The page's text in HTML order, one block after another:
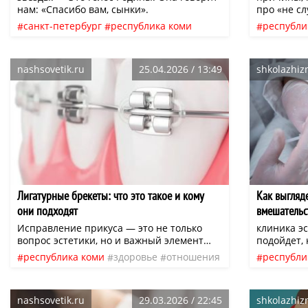
нам: «Спасибо вам, сынки».
санкт-петербург
республика коми
нео
про «не
часть
nashsovetik.ru 25.04.2026 / 13:49
Лигатурные брекеты: что это такое и кому
они подходят
Исправление прикуса — это не только
вопрос эстетики, но и важный элемент
общего здоровья. Неправильное
положение зубов может влиять на работу
провоцировать стираемость эмали и даже
вызывать головные боли. Именно поэтому
республика коми здоровье
отношения
​Как
клиника
какой
здесь
черты и
жизнью.
nashsovetik.ru
29.03.2026 / 22:45